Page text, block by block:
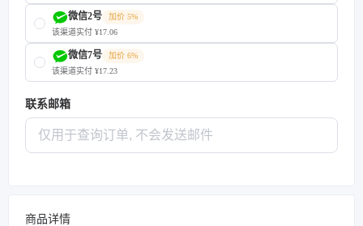
微信2号
加价 5%
该渠道实付 ¥17.06
微信7号
加价 6%
该渠道实付 ¥17.23
联系邮箱
商品详情